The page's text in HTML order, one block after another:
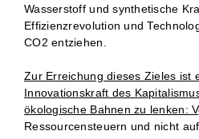
Wasserstoff und synthetische
Effizienzrevolution und
CO2 entziehen.
Zur Erreichung dieses Zieles ist
Innovationskraft des
ökologische Bahnen zu lenken: V
Ressourcensteuern und nicht